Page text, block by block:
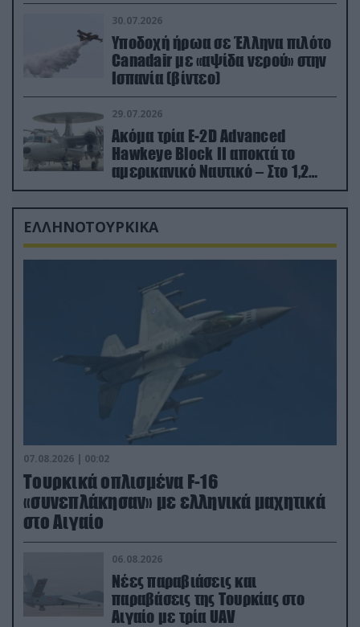
30.07.2026
Υποδοχή ήρωα σε Έλληνα πιλότο
Canadair με «αψίδα νερού» στην
Ισπανία (βίντεο)
29.07.2026
Ακόμα τρία E-2D Advanced
Hawkeye Block II αποκτά το
αμερικανικό Ναυτικό – Στο 1,2
δισ.δολάρια το κόστος
ΕΛΛΗΝΟΤΟΥΡΚΙΚΑ
07.08.2026 | 00:02
Τουρκικά οπλισμένα F-16
«συνεπλάκησαν» με ελληνικά μαχητικά
στο Αιγαίο
06.08.2026
Νέες παραβιάσεις και
παραβάσεις της Τουρκίας στο
Αιγαίο με τρία UAV